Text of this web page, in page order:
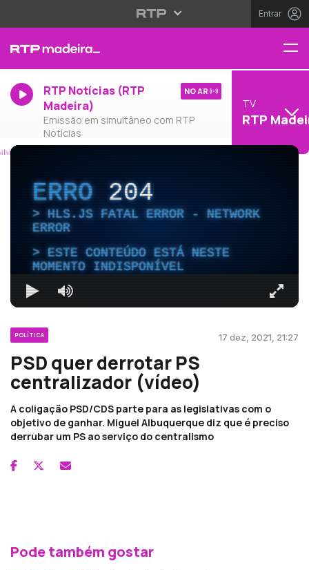
Entrar
RTP Notícias (RTP
Madeira)
Emissão em simultâneo com RTP
Notícias
NO AR
TV
RTP
ERRO204
HLS.JS FATAL ERROR - NETWORK
ERROR
ESTE CONTEÚDO ESTÁ NESTE
MOMENTO INDISPONÍVEL
POLÍTICA 17 dez, 2021, 21:27
PSD quer derrotar PS
centralizador (vídeo)
A coligação PSD/CDS parte para as legislativas com o
objetivo de ganhar. Miguel Albuquerque diz que é preciso
derrubar um PS ao serviço do centralismo
Pode também gostar